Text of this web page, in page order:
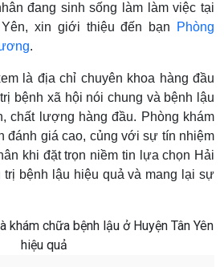
đang sinh sống làm làm việc tại
xin giới thiệu đến bạn
Phòng
.
là địa chỉ chuyên khoa hàng đầu
bệnh xã hội nói chung và bệnh lậu
chất lượng hàng đầu. Phòng khám
đánh giá cao, củng với sự tín nhiệm
khi đặt trọn niềm tin lựa chọn Hải
bệnh lậu hiệu quả và mang lại sự